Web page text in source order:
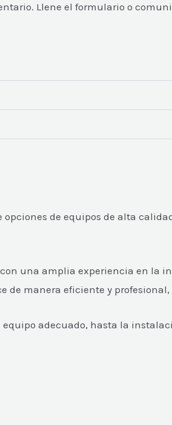
Llene el formulario o
de equipos de alta
una amplia experiencia en la
manera eficiente y
adecuado, hasta la